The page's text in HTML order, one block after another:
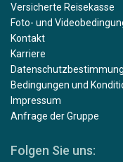
Versicherte Reisekasse
Foto- und
Kontakt
Karriere
Bedingungen und
Impressum
Anfrage der Gruppe
Folgen Sie uns: